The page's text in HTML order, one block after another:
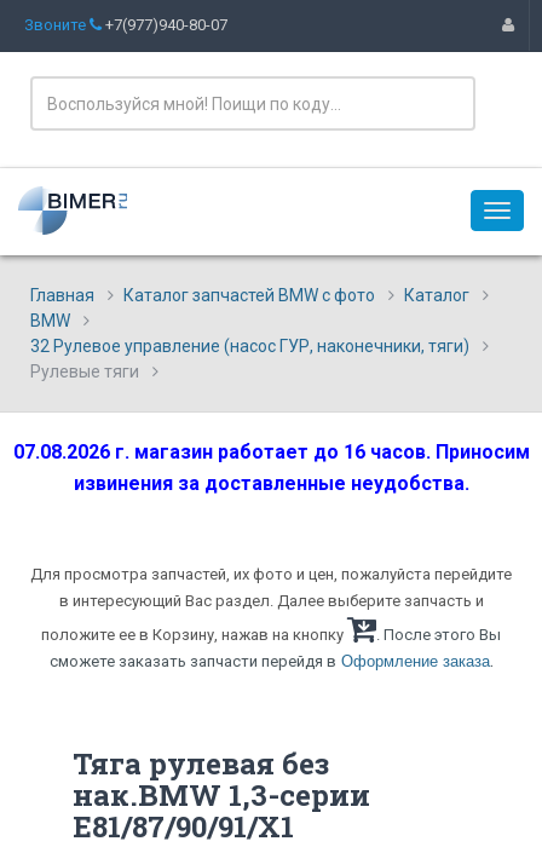
Звоните +7(977)940-80-07
Главная Каталог запчастей BMW с фото
Каталог
BMW
32 Рулевое управление (насос ГУР, наконечники, тяги)
Рулевые тяги
07.08.2026 г. магазин работает до 16 часов. Приносим
извинения за доставленные неудобства.
Для просмотра запчастей, их фото и цен, пожалуйста перейдите
в интересующий Вас раздел. Далее выберите запчасть и
положите ее в Корзину, нажав на кнопку
. После этого Вы
сможете заказать запчасти перейдя в Оформление заказа.
Тяга рулевая без
нак.BMW 1,3-серии
E81/87/90/91/X1